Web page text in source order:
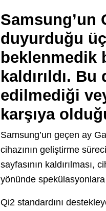
Samsung’un
duyurduğu
beklenmedik
kaldırıldı.
edilmediği
karşıya
Samsung’un geçen ay
cihazının geliştirme
sayfasının
yönünde spekülasyonlara
Qi2 standardını